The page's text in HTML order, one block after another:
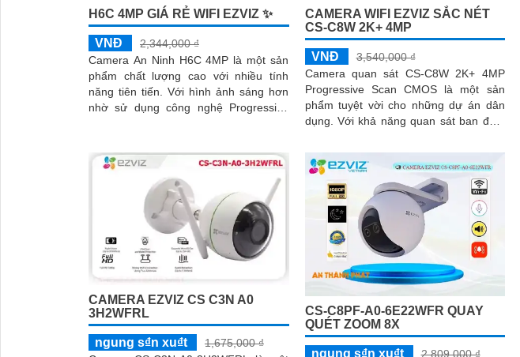
H6C 4MP GIÁ RẺ WIFI EZVIZ ✨
VNĐ
2,344,000 ₫
Camera An Ninh H6C 4MP là một sản
phẩm chất lượng cao với nhiều tính
năng tiên tiến. Với hình ảnh sáng hơn
nhờ sử dụng công nghệ Progressive
CAMERA WIFI EZVIZ SẮC NÉT
CS-C8W 2K+ 4MP
VNĐ
3,540,000 ₫
Camera quan sát CS-C8W 2K+ 4MP
Progressive Scan CMOS là một sản
phẩm tuyệt vời cho những dự án dân
dụng. Với khả năng quan sát ban đêm
camera này mang lại hình ảnh rõ nét
đến 4
CAMERA EZVIZ CS C3N A0
3H2WFRL
ngung s₫n xu₫t
1,675,000 ₫
CS-C8PF-A0-6E22WFR QUAY
QUÉT ZOOM 8X
ngung s₫n xu₫t
2,809,000 ₫